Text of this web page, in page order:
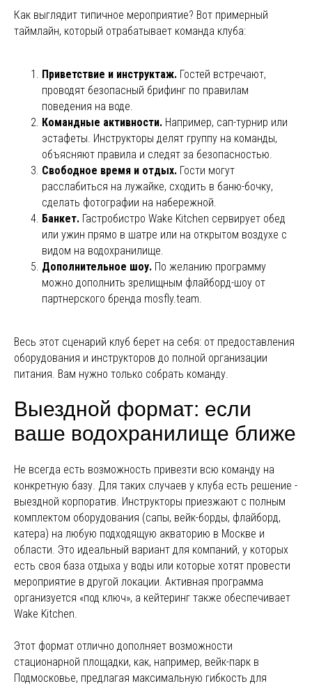
Как выглядит типичное мероприятие? Вот примерный
таймлайн, который отрабатывает команда клуба:
Приветствие и инструктаж. Гостей встречают,
проводят безопасный брифинг по правилам
поведения на воде.
Командные активности. Например, сап-турнир или
эстафеты. Инструкторы делят группу на команды,
объясняют правила и следят за безопасностью.
Свободное время и отдых. Гости могут
расслабиться на лужайке, сходить в баню-бочку,
сделать фотографии на набережной.
Банкет. Гастробистро Wake Kitchen сервирует обед
или ужин прямо в шатре или на открытом воздухе с
видом на водохранилище.
Дополнительное шоу. По желанию программу
можно дополнить зрелищным флайборд-шоу от
партнерского бренда mosfly.team.
Весь этот сценарий клуб берет на себя: от предоставления
оборудования и инструкторов до полной организации
питания. Вам нужно только собрать команду.
Выездной формат: если
ваше водохранилище ближе
Не всегда есть возможность привезти всю команду на
конкретную базу. Для таких случаев у клуба есть решение -
выездной корпоратив. Инструкторы приезжают с полным
комплектом оборудования (сапы, вейк-борды, флайборд,
катера) на любую подходящую акваторию в Москве и
области. Это идеальный вариант для компаний, у которых
есть своя база отдыха у воды или которые хотят провести
мероприятие в другой локации. Активная программа
организуется «под ключ», а кейтеринг также обеспечивает
Wake Kitchen.
Этот формат отлично дополняет возможности
стационарной площадки, как, например, вейк-парк в
Подмосковье, предлагая максимальную гибкость для